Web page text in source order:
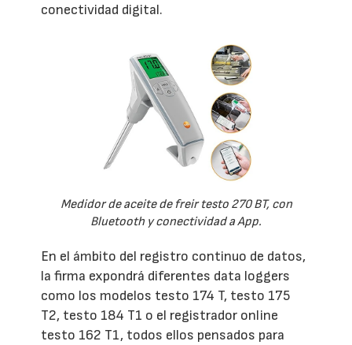
conectividad digital.
Medidor de aceite de freir testo 270 BT, con
Bluetooth y conectividad a App.
En el ámbito del registro continuo de datos,
la firma expondrá diferentes data loggers
como los modelos testo 174 T, testo 175
T2, testo 184 T1 o el registrador online
testo 162 T1, todos ellos pensados para